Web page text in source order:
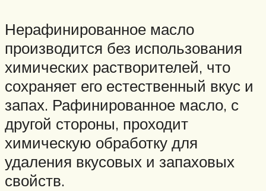
Нерафинированное масло
производится без использования
химических растворителей, что
сохраняет его естественный вкус и
запах. Рафинированное масло, с
другой стороны, проходит
химическую обработку для
удаления вкусовых и запаховых
свойств.